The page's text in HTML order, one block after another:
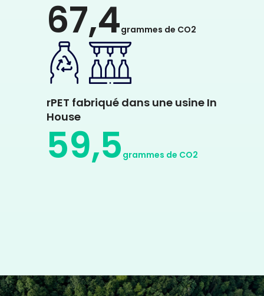
rPET fabriqué dans une usine
conventionnelle
67,4grammes de CO2
rPET fabriqué dans une usine In
House
59,5